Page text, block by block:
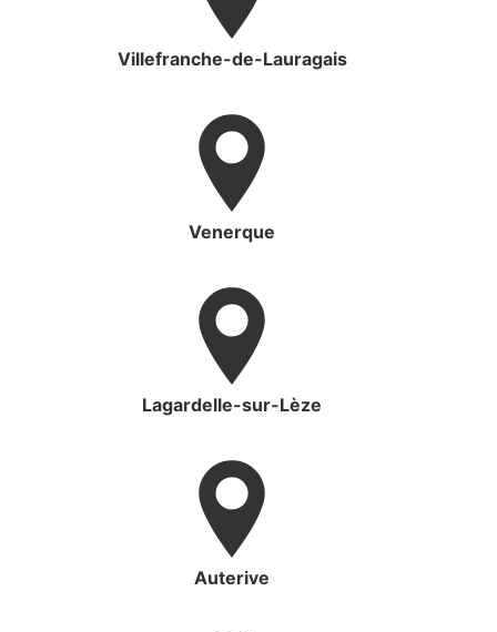
Villefranche-de-Lauragais
Venerque
Lagardelle-sur-Lèze
Auterive